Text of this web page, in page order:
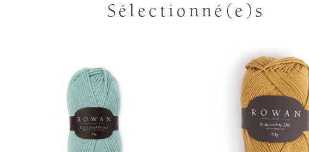
Sélectionné(e)s